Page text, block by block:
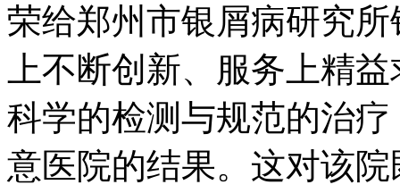
荣给郑州市银屑病研究
上不断创新、服务上精
科学的检测与规范的治
意医院的结果。这对该